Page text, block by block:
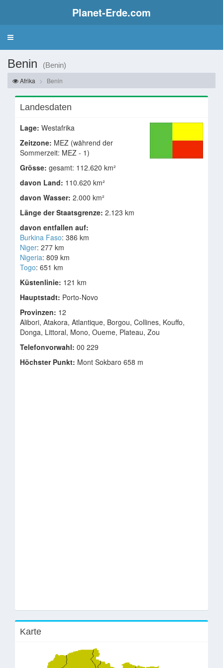
Planet-Erde.com
Benin
(Benin)
Afrika
Benin
Landesdaten
Lage: Westafrika
Zeitzone: MEZ (während der
Sommerzeit: MEZ - 1)
Grösse: gesamt: 112.620 km²
davon Land: 110.620 km²
davon Wasser: 2.000 km²
Länge der Staatsgrenze: 2.123 km
davon entfallen auf:
Burkina Faso: 386 km
Niger: 277 km
Nigeria: 809 km
Togo: 651 km
Küstenlinie: 121 km
Hauptstadt: Porto-Novo
Provinzen: 12
Alibori, Atakora, Atlantique, Borgou, Collines, Kouffo,
Donga, Littoral, Mono, Oueme, Plateau, Zou
Telefonvorwahl: 00 229
Höchster Punkt: Mont Sokbaro 658 m
Karte